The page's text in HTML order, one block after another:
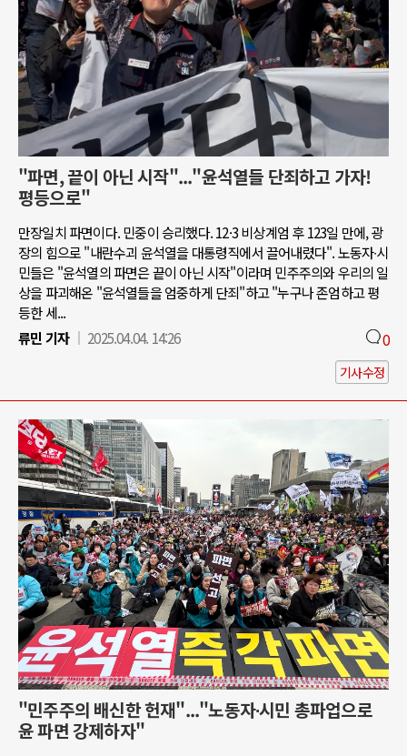
"파면, 끝이 아닌 시작"..."윤석열들 단죄하고 가자!
평등으로"
만장일치 파면이다. 민중이 승리했다. 12·3 비상계엄 후 123일 만에, 광
장의 힘으로 "내란수괴 윤석열을 대통령직에서 끌어내렸다". 노동자∙시
민들은 "윤석열의 파면은 끝이 아닌 시작"이라며 민주주의와 우리의 일
상을 파괴해온 "윤석열들을 엄중하게 단죄"하고 "누구나 존엄하고 평
등한 세...
류민 기자
2025.04.04. 14:26 0
기사수정
"민주주의 배신한 헌재"..."노동자∙시민 총파업으로
윤 파면 강제하자"